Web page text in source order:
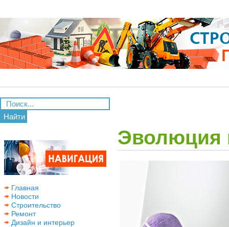
Найти
Главная
Новости
Строительство
Ремонт
Дизайн и интерьер
Эволюция